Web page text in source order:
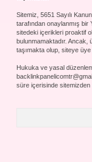
Sitemiz, 5651 Sayılı
tarafından onaylanmış bir
sitedeki içerikleri proaktif
bulunmamaktadır. Ancak,
taşımakta olup, siteye
Hukuka ve yasal
süre içerisinde sitemizden